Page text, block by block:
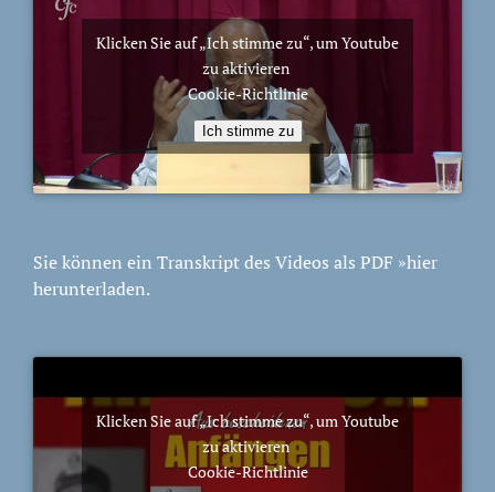
Klicken Sie auf „Ich stimme zu“, um Youtube
zu aktivieren
Cookie-Richtlinie
Ich stimme zu
Sie können ein Transkript des Videos als PDF »hier
herunterladen.
Klicken Sie auf „Ich stimme zu“, um Youtube
zu aktivieren
Cookie-Richtlinie